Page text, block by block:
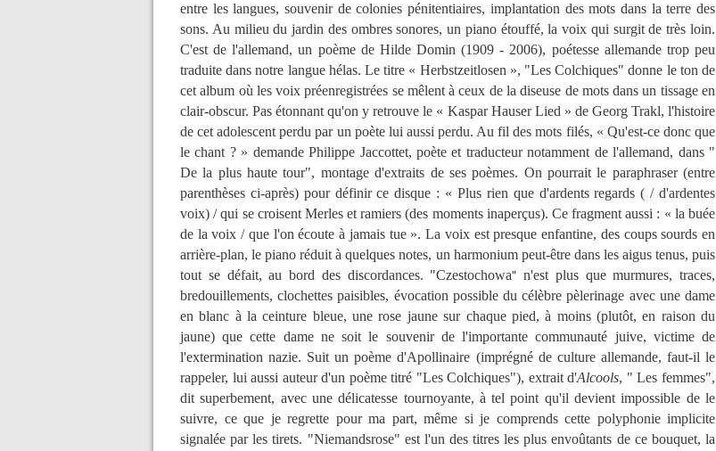
entre les langues, souvenir de colonies pénitentiaires, implantation des mots dans la terre des
sons. Au milieu du jardin des ombres sonores, un piano étouffé, la voix qui surgit de très loin.
C'est de l'allemand, un poème de Hilde Domin (1909 - 2006), poétesse allemande trop peu
traduite dans notre langue hélas. Le titre « Herbstzeitlosen », "Les Colchiques" donne le ton de
cet album où les voix préenregistrées se mêlent à ceux de la diseuse de mots dans un tissage en
clair-obscur. Pas étonnant qu'on y retrouve le « Kaspar Hauser Lied » de Georg Trakl, l'histoire
de cet adolescent perdu par un poète lui aussi perdu. Au fil des mots filés, « Qu'est-ce donc que
le chant ? » demande Philippe Jaccottet, poète et traducteur notamment de l'allemand, dans "
De la plus haute tour", montage d'extraits de ses poèmes. On pourrait le paraphraser (entre
parenthèses ci-après) pour définir ce disque : « Plus rien que d'ardents regards ( / d'ardentes
voix) / qui se croisent Merles et ramiers (des moments inaperçus). Ce fragment aussi : « la buée
de la voix / que l'on écoute à jamais tue ». La voix est presque enfantine, des coups sourds en
arrière-plan, le piano réduit à quelques notes, un harmonium peut-être dans les aigus tenus, puis
tout se défait, au bord des discordances. "Czestochowa" n'est plus que murmures, traces,
bredouillements, clochettes paisibles, évocation possible du célèbre pèlerinage avec une dame
en blanc à la ceinture bleue, une rose jaune sur chaque pied, à moins (plutôt, en raison du
jaune) que cette dame ne soit le souvenir de l'importante communauté juive, victime de
l'extermination nazie. Suit un poème d'Apollinaire (imprégné de culture allemande, faut-il le
rappeler, lui aussi auteur d'un poème titré "Les Colchiques"), extrait d'Alcools, " Les femmes",
dit superbement, avec une délicatesse tournoyante, à tel point qu'il devient impossible de le
suivre, ce que je regrette pour ma part, même si je comprends cette polyphonie implicite
signalée par les tirets. "Niemandsrose" est l'un des titres les plus envoûtants de ce bouquet, la